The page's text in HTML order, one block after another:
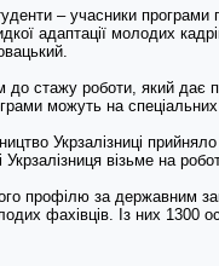
– учасники
адаптації молодих
до стажу роботи, який
можуть на
Укрзалізниці
Укрзалізниця візьме на
профілю за державним
фахівців. Із них 1300